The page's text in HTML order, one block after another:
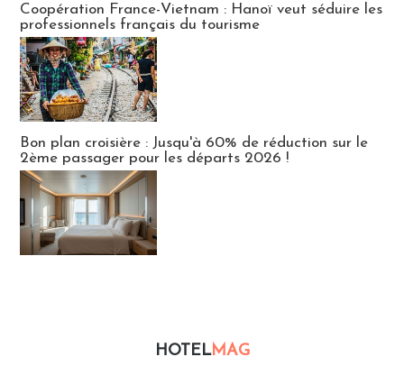
Coopération France-Vietnam : Hanoï veut séduire les
professionnels français du tourisme
Bon plan croisière : Jusqu'à 60% de réduction sur le
2ème passager pour les départs 2026 !
HOTELMAG